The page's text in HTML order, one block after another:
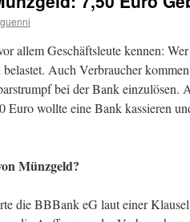
guenni
allem Geschäftsleute kennen:
Auch Verbraucher
bei der Bank einzulösen.
Euro wollte eine Bank kassieren
Münzgeld?
die BBBank eG laut einer